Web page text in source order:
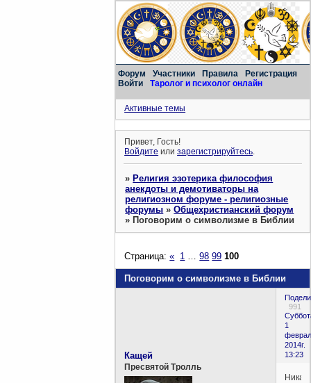
Форум Участники Правила
Регистрация
Войти
Таролог и психолог онлайн
Активные темы
Привет, Гость!
Войдите илизарегистрируйтесь.
»Религия эзотерика философия
анекдоты и демотиваторы на
религиозном форуме - религиозные
форумы »Общехристианский форум
»Поговорим о символизме в Библии
Поговорим о символизме в Библии
Страница:« 1 98 99 100
991
1
2014г.
13:23
Кащей
Пресвятой Тролль
Никак